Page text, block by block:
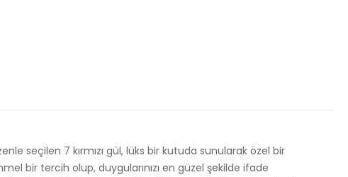
seçilen 7 kırmızı gül, lüks bir kutuda sunularak özel bir
bir tercih olup, duygularınızı en güzel şekilde ifade